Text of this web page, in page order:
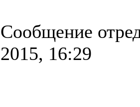
Сообщение
2015, 16:29